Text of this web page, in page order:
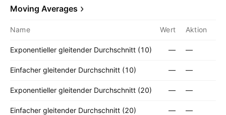
Moving Averages
Name Wert Aktion
Exponentieller gleitender Durchschnitt (10) — —
Einfacher gleitender Durchschnitt (10) — —
Exponentieller gleitender Durchschnitt (20) — —
Einfacher gleitender Durchschnitt (20) — —